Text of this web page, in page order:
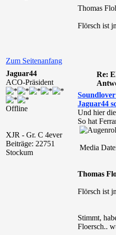
Thomas
Flörsch ist
Zum Seitenanfang
Jaguar44
ACO-Präsident
Offline
XJR - Gr. C 4ever
Beiträge: 22751
Stockum
Re:
Jaguar44
Und hier
So hat
Media
Thomas
Flörsch ist
Stimmt,
Floersch..